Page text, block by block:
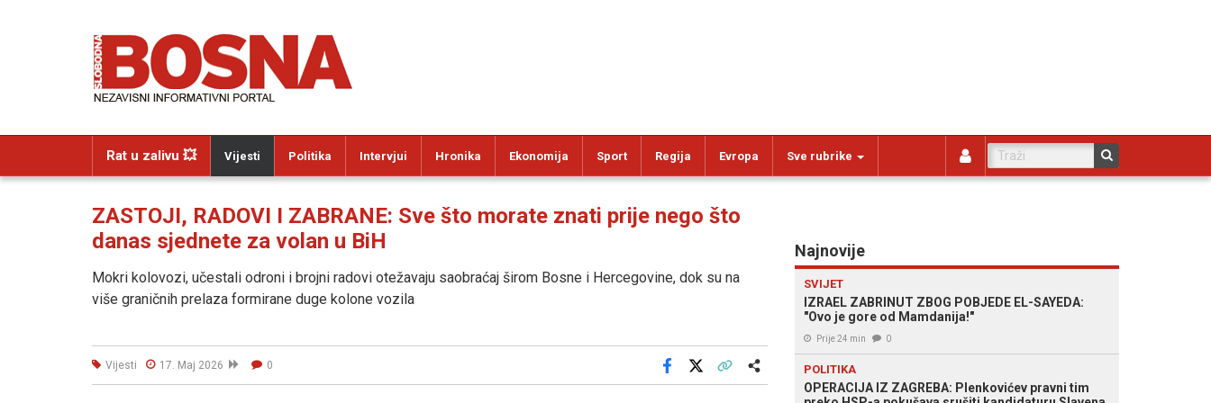
Rat u zalivu 💥 Vijesti Politika Intervjui Hronika Ekonomija Sport Regija Evropa Sve rubrike
ZASTOJI, RADOVI I ZABRANE: Sve što morate znati prije nego što
danas sjednete za volan u BiH
Mokri kolovozi, učestali odroni i brojni radovi otežavaju saobraćaj širom Bosne i Hercegovine, dok su na
više graničnih prelaza formirane duge kolone vozila
Vijesti 17. Maj 2026 0
Facebook
Najnovije
SVIJET
IZRAEL ZABRINUT ZBOG POBJEDE EL-SAYEDA:
"Ovo je gore od Mamdanija!"
Prije 24 min 0
POLITIKA
OPERACIJA IZ ZAGREBA: Plenkovićev pravni tim